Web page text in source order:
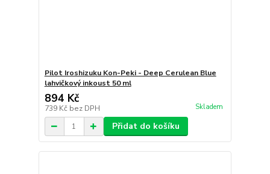
Pilot Iroshizuku Kon-Peki - Deep Cerulean Blue
lahvičkový inkoust 50 ml
894 Kč
739 Kč bez DPH Skladem
Přidat do košíku